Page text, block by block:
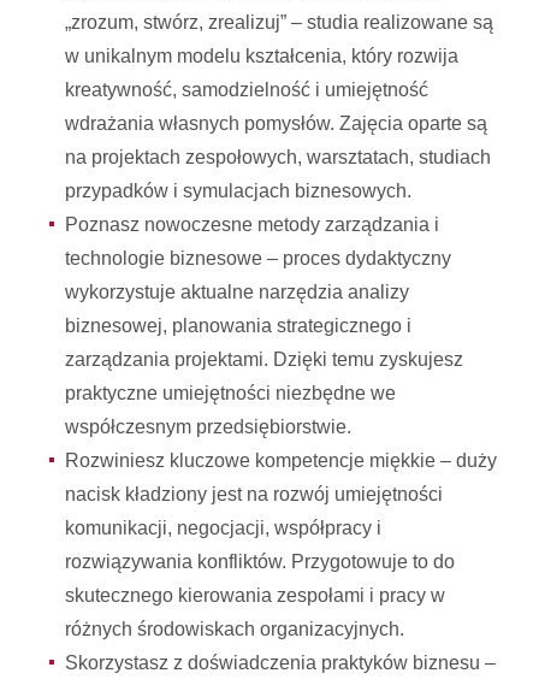
„zrozum, stwórz, zrealizuj” – studia realizowane są
w unikalnym modelu kształcenia, który rozwija
kreatywność, samodzielność i umiejętność
wdrażania własnych pomysłów. Zajęcia oparte są
na projektach zespołowych, warsztatach, studiach
przypadków i symulacjach biznesowych.
Poznasz nowoczesne metody zarządzania i
technologie biznesowe – proces dydaktyczny
wykorzystuje aktualne narzędzia analizy
biznesowej, planowania strategicznego i
zarządzania projektami. Dzięki temu zyskujesz
praktyczne umiejętności niezbędne we
współczesnym przedsiębiorstwie.
Rozwiniesz kluczowe kompetencje miękkie – duży
nacisk kładziony jest na rozwój umiejętności
komunikacji, negocjacji, współpracy i
rozwiązywania konfliktów. Przygotowuje to do
skutecznego kierowania zespołami i pracy w
różnych środowiskach organizacyjnych.
Skorzystasz z doświadczenia praktyków biznesu –